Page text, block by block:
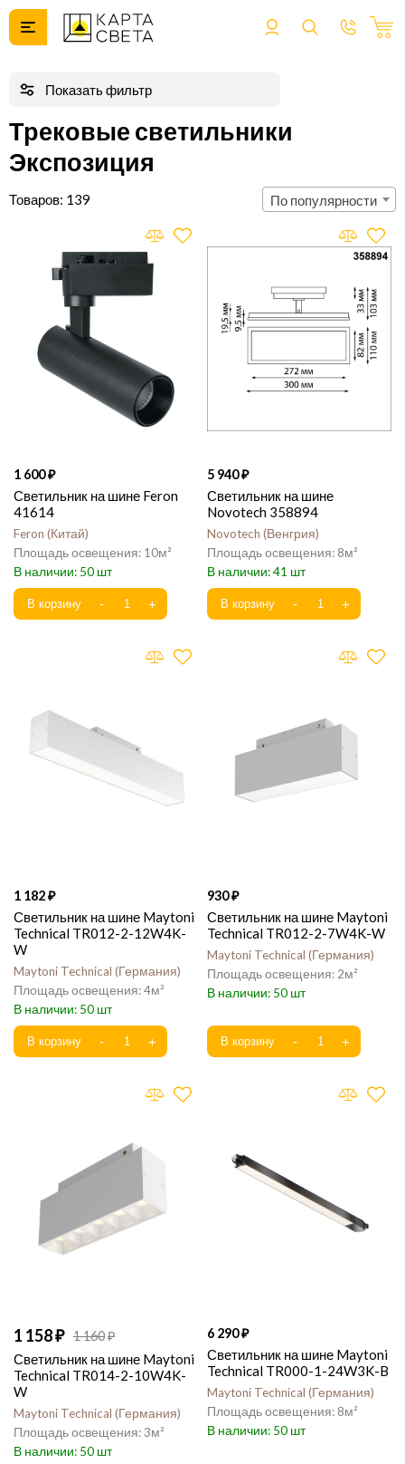
Трековые светильники
Экспозиция
139 По популярности
1 600
Светильник на шине Feron
41614
Feron Китай
10
50
5 940
Светильник на шине
Novotech 358894
Novotech Венгрия
8
41
1 182
Светильник на шине Maytoni
Technical TR012-2-12W4K-
W
Maytoni Technical Германия
4
50
930
Светильник на шине Maytoni
Technical TR012-2-7W4K-W
Maytoni Technical Германия
2
50
1 158 1 160
Светильник на шине Maytoni
Technical TR014-2-10W4K-
W
Maytoni Technical Германия
3
50
6 290
Светильник на шине Maytoni
Technical TR000-1-24W3K-B
Maytoni Technical Германия
8
50